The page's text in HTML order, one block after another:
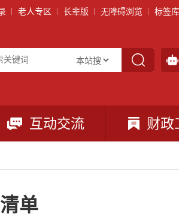
老人专区 长辈版 无障碍浏览 标签库
互动交流 财政
单